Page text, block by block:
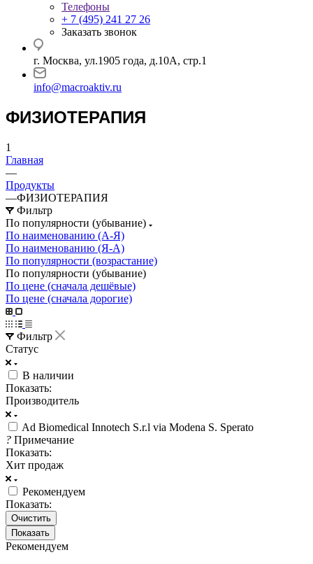
Телефоны
+ 7 (495) 241 27 26
Заказать звонок
г. Москва, ул.1905 года, д.10А, стр.1
info@macroaktiv.ru
ФИЗИОТЕРАПИЯ
1
Главная
—
Продукты
—ФИЗИОТЕРАПИЯ
Фильтр
По популярности (убывание)
По наименованию (А-Я)
По наименованию (Я-А)
По популярности (возрастание)
По популярности (убывание)
По цене (сначала дешёвые)
По цене (сначала дорогие)
Фильтр
Статус
В наличии
Показать:
Производитель
Ad Biomedical Innotech S.r.l via Modena S. Sperato
? Примечание
Показать:
Хит продаж
Рекомендуем
Показать:
Очистить
Рекомендуем